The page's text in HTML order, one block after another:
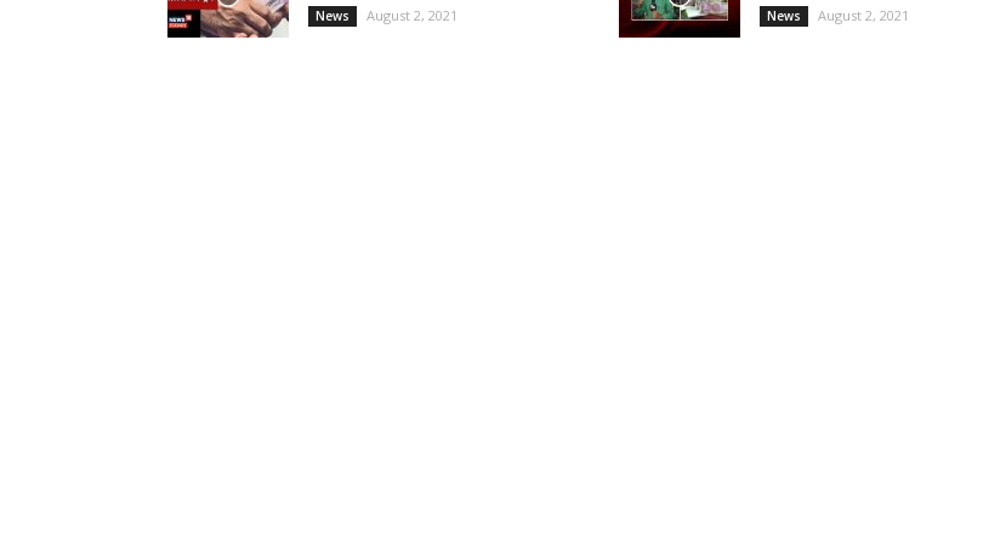
News August 2, 2021 News August 2, 2021